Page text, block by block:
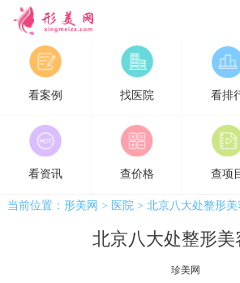
形美网
看案例 找医院 看排
看资讯 查价格 查项
当前位置： 形美网 > 医院> 北京八大处整形美
北京八大处整形美
珍美网